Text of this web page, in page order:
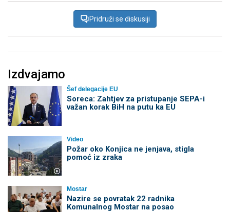
Pridruži se diskusiji
Izdvajamo
Šef delegacije EU
Soreca: Zahtjev za pristupanje SEPA-i
važan korak BiH na putu ka EU
Video
Požar oko Konjica ne jenjava, stigla
pomoć iz zraka
Mostar
Nazire se povratak 22 radnika
Komunalnog Mostar na posao